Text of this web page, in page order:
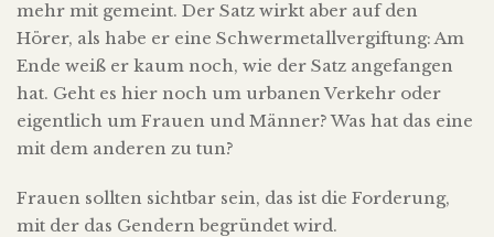
mehr mit gemeint. Der Satz wirkt aber auf den
Hörer, als habe er eine Schwermetallvergiftung: Am
Ende weiß er kaum noch, wie der Satz angefangen
hat. Geht es hier noch um urbanen Verkehr oder
eigentlich um Frauen und Männer? Was hat das eine
mit dem anderen zu tun?
Frauen sollten sichtbar sein, das ist die Forderung,
mit der das Gendern begründet wird.